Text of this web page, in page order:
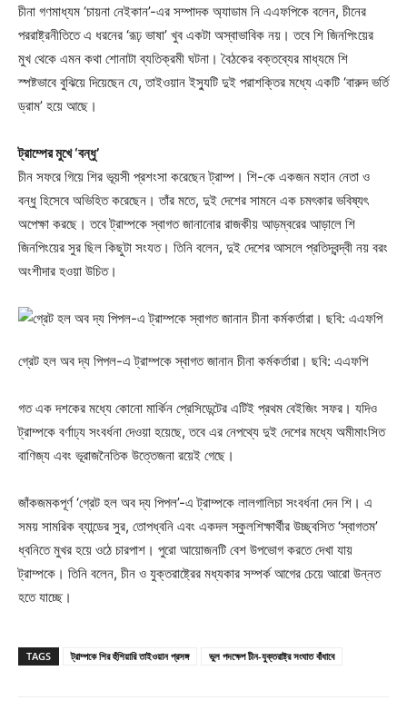
চীনা গণমাধ্যম ‘চায়না নেইকান’-এর সম্পাদক অ্যাডাম নি এএফপিকে বলেন, চীনের
পররাষ্ট্রনীতিতে এ ধরনের ‘রূঢ় ভাষা’ খুব একটা অস্বাভাবিক নয়। তবে শি জিনপিংয়ের
মুখ থেকে এমন কথা শোনাটা ব্যতিক্রমী ঘটনা। বৈঠকের বক্তব্যের মাধ্যমে শি
স্পষ্টভাবে বুঝিয়ে দিয়েছেন যে, তাইওয়ান ইস্যুটি দুই পরাশক্তির মধ্যে একটি ‘বারুদ ভর্তি
ড্রাম’ হয়ে আছে।
ট্রাম্পের মুখে ‘বন্ধু’
চীন সফরে গিয়ে শির ভূয়সী প্রশংসা করেছেন ট্রাম্প। শি-কে একজন মহান নেতা ও
বন্ধু হিসেবে অভিহিত করেছেন। তাঁর মতে, দুই দেশের সামনে এক চমৎকার ভবিষ্যৎ
অপেক্ষা করছে। তবে ট্রাম্পকে স্বাগত জানানোর রাজকীয় আড়ম্বরের আড়ালে শি
জিনপিংয়ের সুর ছিল কিছুটা সংযত। তিনি বলেন, দুই দেশের আসলে প্রতিদ্বন্দ্বী নয় বরং
অংশীদার হওয়া উচিত।
গ্রেট হল অব দ্য পিপল-এ ট্রাম্পকে স্বাগত জানান চীনা কর্মকর্তারা। ছবি: এএফপি
গত এক দশকের মধ্যে কোনো মার্কিন প্রেসিডেন্টের এটিই প্রথম বেইজিং সফর। যদিও
ট্রাম্পকে বর্ণাঢ্য সংবর্ধনা দেওয়া হয়েছে, তবে এর নেপথ্যে দুই দেশের মধ্যে অমীমাংসিত
বাণিজ্য এবং ভূরাজনৈতিক উত্তেজনা রয়েই গেছে।
জাঁকজমকপূর্ণ ‘গ্রেট হল অব দ্য পিপল’-এ ট্রাম্পকে লালগালিচা সংবর্ধনা দেন শি। এ
সময় সামরিক ব্যান্ডের সুর, তোপধ্বনি এবং একদল স্কুলশিক্ষার্থীর উচ্ছ্বসিত ‘স্বাগতম’
ধ্বনিতে মুখর হয়ে ওঠে চারপাশ। পুরো আয়োজনটি বেশ উপভোগ করতে দেখা যায়
ট্রাম্পকে। তিনি বলেন, চীন ও যুক্তরাষ্ট্রের মধ্যকার সম্পর্ক আগের চেয়ে আরো উন্নত
হতে যাচ্ছে।
TAGS ট্রাম্পকে শির হুঁশিয়ারি তাইওয়ান প্রসঙ্গ ভুল পদক্ষেপ চীন-যুক্তরাষ্ট্র সংঘাত বাঁধাবে